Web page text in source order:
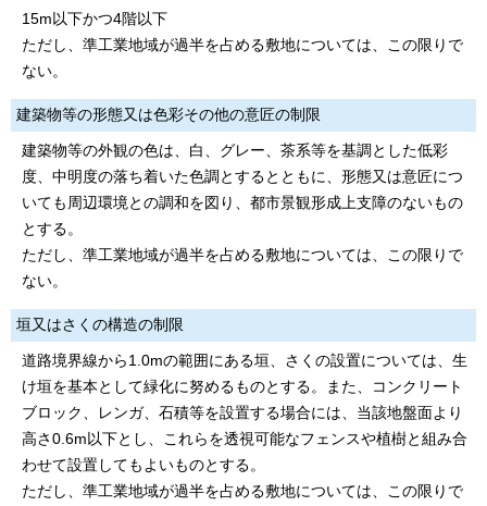
15m以下かつ4階以下
ただし、準工業地域が過半を占める敷地については、この限りで
ない。
建築物等の形態又は色彩その他の意匠の制限
建築物等の外観の色は、白、グレー、茶系等を基調とした低彩
度、中明度の落ち着いた色調とするとともに、形態又は意匠につ
いても周辺環境との調和を図り、都市景観形成上支障のないもの
とする。
ただし、準工業地域が過半を占める敷地については、この限りで
ない。
垣又はさくの構造の制限
道路境界線から1.0mの範囲にある垣、さくの設置については、生
け垣を基本として緑化に努めるものとする。また、コンクリート
ブロック、レンガ、石積等を設置する場合には、当該地盤面より
高さ0.6m以下とし、これらを透視可能なフェンスや植樹と組み合
わせて設置してもよいものとする。
ただし、準工業地域が過半を占める敷地については、この限りで